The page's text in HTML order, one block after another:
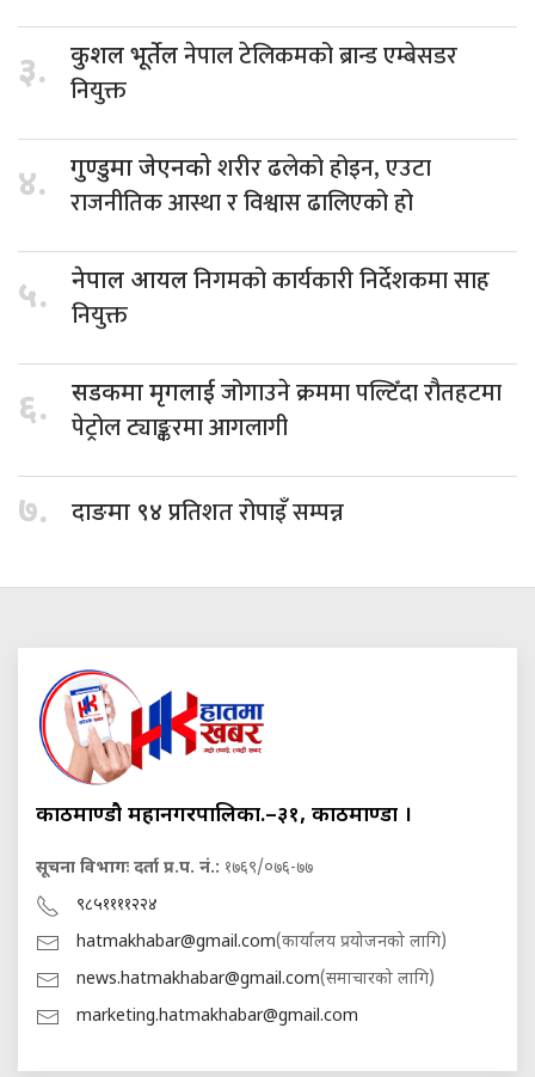
३. कुशल भूर्तेलनेपाल टेलिकमको ब्रान्ड एम्बेसडर
नियुक्त
४. गुण्डुमा जेएनकोशरीर ढलेको होइन, एउटा
राजनीतिक आस्था र विश्वास ढालिएको हो
५. नेपाल आयलनिगमको कार्यकारी निर्देशकमा साह
नियुक्त
६. सडकमा मृगलाईजोगाउने क्रममा पल्टिँदा रौतहटमा
पेट्रोल ट्याङ्करमा आगलागी
७. दाङमा ९४ प्रतिशत रोपाइँ सम्पन्न
काठमाण्डौ महानगरपालिका.–३१, काठमाण्डौं ।
सूचना विभागः दर्ता प्र.प. नं.: १७६९/०७६-७७
९८५११११२२४
hatmakhabar@gmail.com(कार्यालय प्रयोजनको लागि)
news.hatmakhabar@gmail.com(समाचारको लागि)
marketing.hatmakhabar@gmail.com